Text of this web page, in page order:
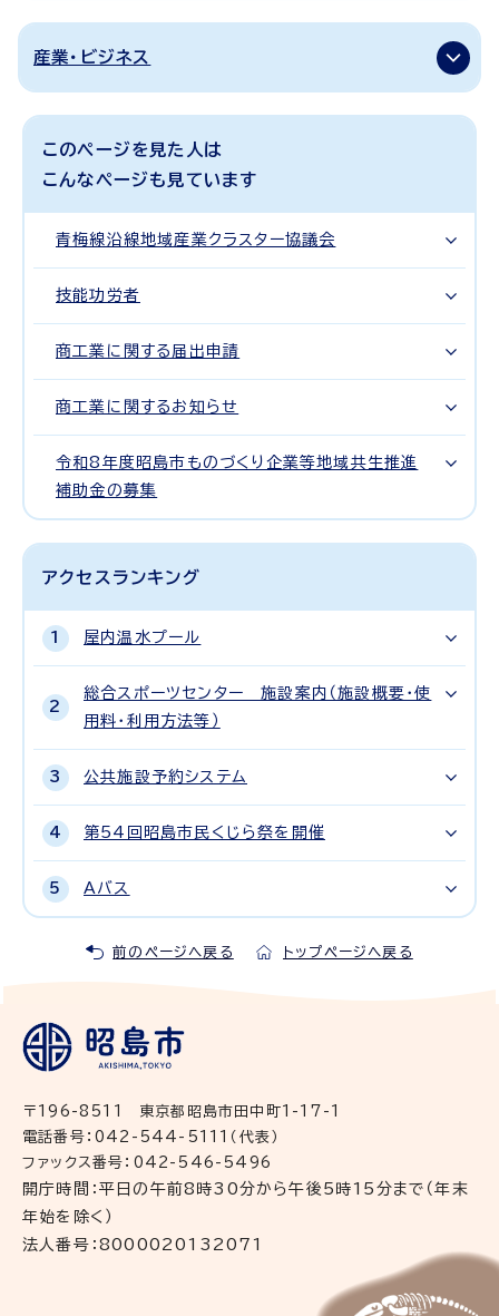
産業・ビジネス
このページを見た人は
こんなページも見ています
青梅線沿線地域産業クラスター協議会
技能功労者
商工業に関する届出申請
商工業に関するお知らせ
令和8年度昭島市ものづくり企業等地域共生推進
補助金の募集
アクセスランキング
屋内温水プール
総合スポーツセンター 施設案内（施設概要・使
用料・利用方法等）
公共施設予約システム
第54回昭島市民くじら祭を開催
Aバス
前のページへ戻る トップページへ戻る
〒196-8511 東京都昭島市田中町1-17-1
電話番号：042-544-5111（代表）
ファックス番号：042-546-5496
開庁時間：平日の午前8時30分から午後5時15分まで（年末
年始を除く）
法人番号：8000020132071